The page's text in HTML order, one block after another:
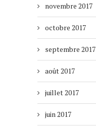
novembre 2017
octobre 2017
septembre 2017
août 2017
juillet 2017
juin 2017